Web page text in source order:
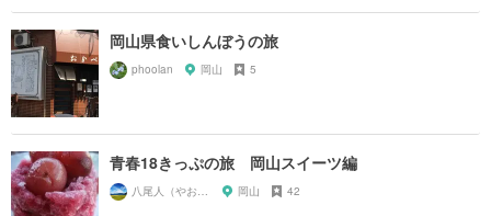
岡山県食いしんぼうの旅
phoolan 岡山 5
青春18きっぷの旅 岡山スイーツ編
八尾人（やおんちゅ） 岡山 42